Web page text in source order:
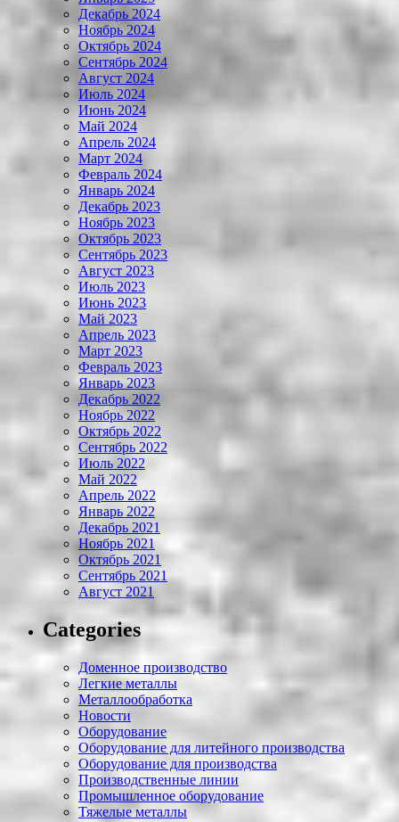
Декабрь 2024
Ноябрь 2024
Октябрь 2024
Сентябрь 2024
Август 2024
Июль 2024
Июнь 2024
Май 2024
Апрель 2024
Март 2024
Февраль 2024
Январь 2024
Декабрь 2023
Ноябрь 2023
Октябрь 2023
Сентябрь 2023
Август 2023
Июль 2023
Июнь 2023
Май 2023
Апрель 2023
Март 2023
Февраль 2023
Январь 2023
Декабрь 2022
Ноябрь 2022
Октябрь 2022
Сентябрь 2022
Июль 2022
Май 2022
Апрель 2022
Январь 2022
Декабрь 2021
Ноябрь 2021
Октябрь 2021
Сентябрь 2021
Август 2021
Categories
Доменное производство
Легкие металлы
Металлообработка
Новости
Оборудование
Оборудование для литейного производства
Оборудование для производства
Производственные линии
Промышленное оборудование
Тяжелые металлы